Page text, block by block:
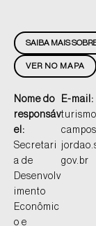
VER NO MAPA
SAIBA MAIS
Nome do
responsáv
el:
Secretari
a de
Desenvolv
imento
Econômic
o e
E-mail:
gov.br